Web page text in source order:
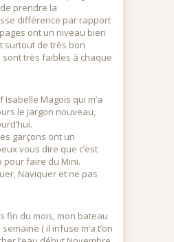
prendre la
différence par rapport
ont un niveau bien
surtout de très bon
sont très faibles à chaque
Isabelle Magois qui m’a
le jargon nouveau,
garçons ont un
vous dire que c’est
pour faire du Mini.
Naviquer et ne pas
fin du mois, mon bateau
( il infuse m’a t’on